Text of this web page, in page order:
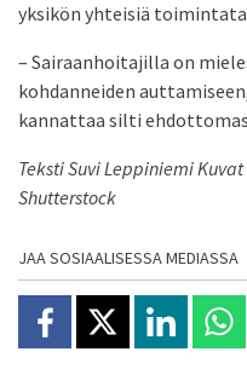
yksikön yhteisiä
– Sairaanhoitajilla on
kohdanneiden
kannattaa silti
Teksti Suvi Leppiniemi
Shutterstock
JAA SOSIAALISESSA MEDIASSA
Jaa Facebookissa
Jaa X:ssäJaa